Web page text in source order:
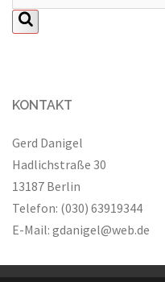
KONTAKT
Gerd Danigel
Hadlichstraße 30
13187 Berlin
Telefon: (030) 63919344
E-Mail: gdanigel@web.de